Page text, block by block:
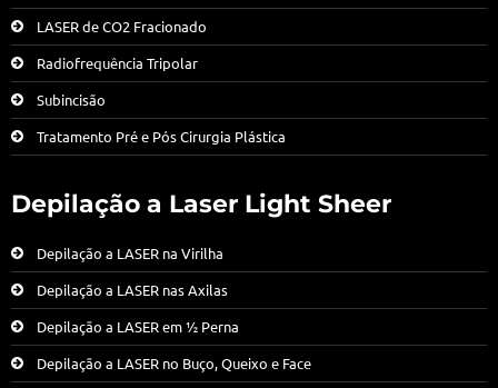
LASER de CO2 Fracionado
Radiofrequência Tripolar
Subincisão
Tratamento Pré e Pós Cirurgia Plástica
Depilação a Laser Light Sheer
Depilação a LASER na Virilha
Depilação a LASER nas Axilas
Depilação a LASER em ½ Perna
Depilação a LASER no Buço, Queixo e Face